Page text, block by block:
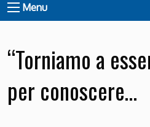
Menu
“Torniamo a
per conoscere…